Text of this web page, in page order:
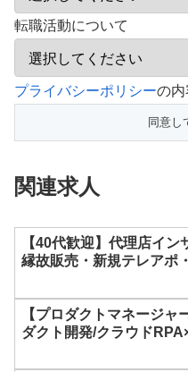
転職活動について
こ
フ
ー
は
ま
ま
プライバシーポリシーの内
関連求人
【40代歓迎】代理店イ
縁故販売・新規テレアポ
【プロダクトマネージャ
ダクト開発/クラウド